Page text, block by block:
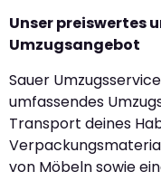
Unser preiswertes
Umzugsangebot
Sauer
umfassendes
Transport deines
von Möbeln sowie